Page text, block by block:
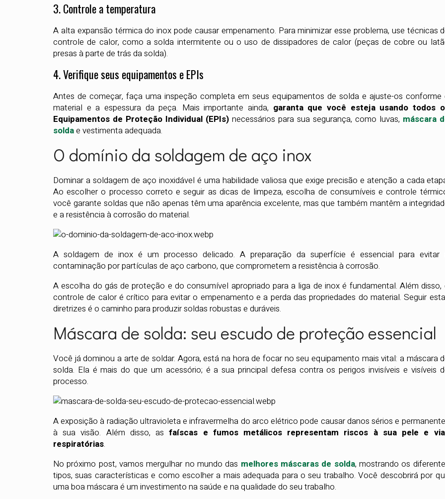
3. Controle a temperatura
A alta expansão térmica do inox pode causar empenamento. Para minimizar esse problema, use técnicas
controle de calor, como a solda intermitente ou o uso de dissipadores de calor (peças de cobre ou
presas à parte de trás da solda).
4. Verifique seus equipamentos e EPIs
Antes de começar, faça uma inspeção completa em seus equipamentos de solda e ajuste-os conforme
material e a espessura da peça. Mais importante ainda, garanta que você esteja usando todos
Equipamentos de Proteção Individual (EPIs) necessários para sua segurança, como luvas, máscara
soldae vestimenta adequada.
O domínio da soldagem de aço inox
Dominar a soldagem de aço inoxidável é uma habilidade valiosa que exige precisão e atenção a cada
Ao escolher o processo correto e seguir as dicas de limpeza, escolha de consumíveis e controle
você garante soldas que não apenas têm uma aparência excelente, mas que também mantêm a
e a resistência à corrosão do material.
A soldagem de inox é um processo delicado. A preparação da superfície é essencial para evitar
contaminação por partículas de aço carbono, que comprometem a resistência à corrosão.
A escolha do gás de proteção e do consumível apropriado para a liga de inox é fundamental. Além disso,
controle de calor é crítico para evitar o empenamento e a perda das propriedades do material. Seguir
diretrizes é o caminho para produzir soldas robustas e duráveis.
Máscara de solda: seu escudo de proteção essencial
Você já dominou a arte de soldar. Agora, está na hora de focar no seu equipamento mais vital: a máscara
solda. Ela é mais do que um acessório; é a sua principal defesa contra os perigos invisíveis e visíveis
processo.
A exposição à radiação ultravioleta e infravermelha do arco elétrico pode causar danos sérios e
à sua visão. Além disso, as faíscas e fumos metálicos representam riscos à sua pele e
respiratórias.
No próximo post, vamos mergulhar no mundo das melhores máscaras de solda, mostrando os
tipos, suas características e como escolher a mais adequada para o seu trabalho. Você descobrirá por
uma boa máscara é um investimento na saúde e na qualidade do seu trabalho.